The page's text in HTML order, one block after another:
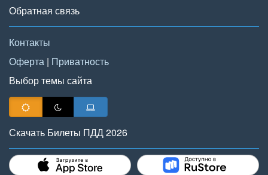
Обратная связь
Контакты
Оферта | Приватность
Выбор темы сайта
Скачать Билеты ПДД 2026